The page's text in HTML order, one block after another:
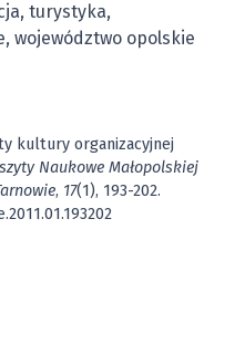
turystyka
województwo opolskie
kultury organizacyjnej
Naukowe Małopolskiej
, 17(1), 193-202.